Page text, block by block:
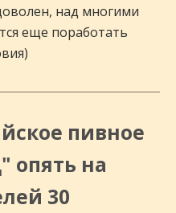
над многими
еще поработать
пивное
опять на
30